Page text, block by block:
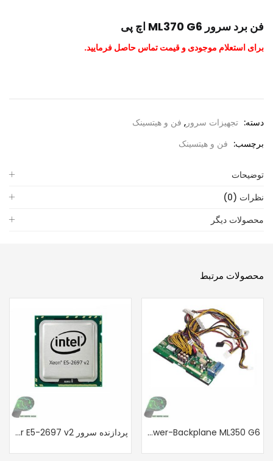
فن برد سرور ML370 G6 اچ پی
برای استعلام موجودی و قیمت تماس حاصل فرمایید.
دسته: تجهیزات سرور , فن و هیتسینک
برچسب: فن و هیتسینک
توضیحات
نظرات (0)
محصولات دیگر
محصولات مرتبط
Power-Backplane ML350 G6 پاور برد پردازنده سرور Intel Xeon Processor E5-2697 v2